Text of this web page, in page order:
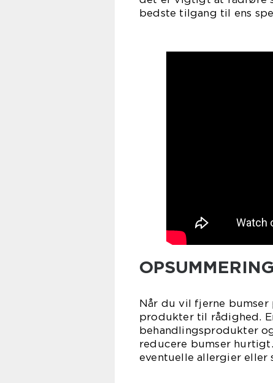
bedste tilgang til ens
Når du vil fjerne
produkter til rådighed.
behandlingsprodukter
reducere bumser
eventuelle allergier